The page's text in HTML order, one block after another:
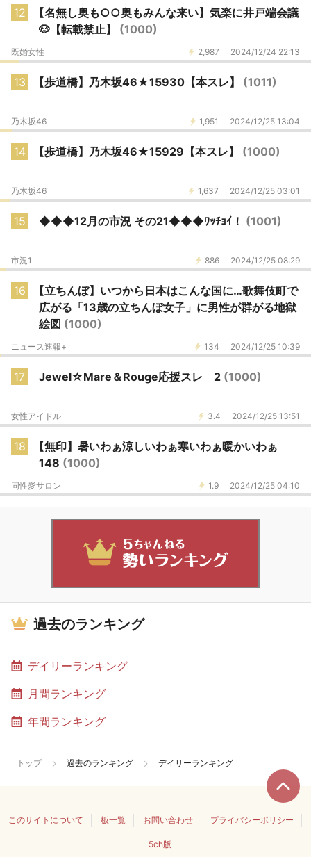
12
【名無し奥も○○奥もみんな来い】気楽に井戸端会議
🐶【転載禁止】 (1000)
2,987 2024/12/24 22:13
既婚女性
13 【歩道橋】乃木坂46★15930【本スレ】 (1011)
1,951 2024/12/25 13:04
乃木坂46
14 【歩道橋】乃木坂46★15929【本スレ】 (1000)
1,637 2024/12/25 03:01
乃木坂46
15 ◆◆◆12月の市況 その21◆◆◆ﾜｯﾁｮｲ！ (1001)
886 2024/12/25 08:29
市況1
16
【立ちんぼ】いつから日本はこんな国に…歌舞伎町で
広がる「13歳の立ちんぼ女子」に男性が群がる地獄
絵図 (1000)
134 2024/12/25 10:39
ニュース速報+
17 Jewel☆Mare＆Rouge応援スレ 2 (1000)
3.4 2024/12/25 13:51
女性アイドル
18
【無印】暑いわぁ涼しいわぁ寒いわぁ暖かいわぁ
148 (1000)
1.9 2024/12/25 04:10
同性愛サロン
過去のランキング
デイリーランキング
月間ランキング
年間ランキング
トップ 過去のランキング デイリーランキング
このサイトについて 板一覧 お問い合わせ プライバシーポリシー
5ch版